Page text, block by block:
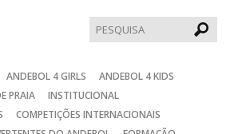
ANDEBOL 4 GIRLS
ANDEBOL 4 KIDS
PRAIA
INSTITUCIONAL
COMPETIÇÕES INTERNACIONAIS